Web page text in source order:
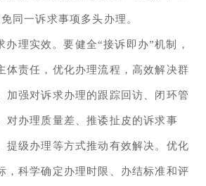
同一诉求事项多头办理。
办理实效。要健全“接诉即办”机制，
体责任，优化办理流程，高效解决群
加强对诉求办理的跟踪回访、闭环管
对办理质量差、推诿扯皮的诉求事
提级办理等方式推动有效解决。优化
，科学确定办理时限、办结标准和评